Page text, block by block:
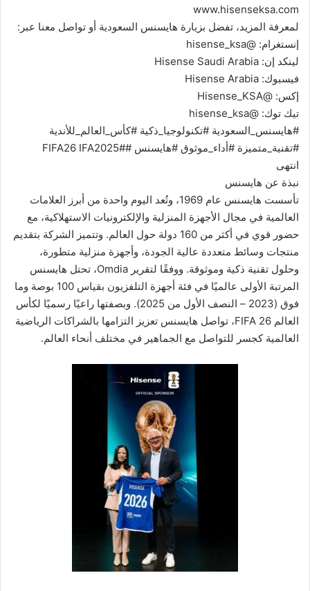
www.hisenseksa.com
لمعرفة المزيد، تفضل بزيارة هايسنس السعودية أو تواصل معنا عبر:
إنستغرام: @hisense_ksa
لينكد إن: Hisense Saudi Arabia
فيسبوك: Hisense Arabia
إكس: @Hisense_KSA
تيك توك: @hisense_ksa
#هايسنس_السعودية #تكنولوجيا_ذكية #كأس_العالم_للأندية
#تقنية_متميزة #أداء_موثوق #هايسنس #FIFA26 IFA2025#
انتهى
نبذة عن هايسنس
تأسست هايسنس عام 1969، وتُعد اليوم واحدة من أبرز العلامات
العالمية في مجال الأجهزة المنزلية والإلكترونيات الاستهلاكية، مع
حضور قوي في أكثر من 160 دولة حول العالم. وتتميز الشركة بتقديم
منتجات وسائط متعددة عالية الجودة، وأجهزة منزلية متطورة،
وحلول تقنية ذكية وموثوقة. ووفقًا لتقرير Omdia، تحتل هايسنس
المرتبة الأولى عالميًا في فئة أجهزة التلفزيون بقياس 100 بوصة وما
فوق (2023 – النصف الأول من 2025). وبصفتها راعيًا رسميًا لكأس
العالم FIFA 26، تواصل هايسنس تعزيز التزامها بالشراكات الرياضية
العالمية كجسر للتواصل مع الجماهير في مختلف أنحاء العالم.